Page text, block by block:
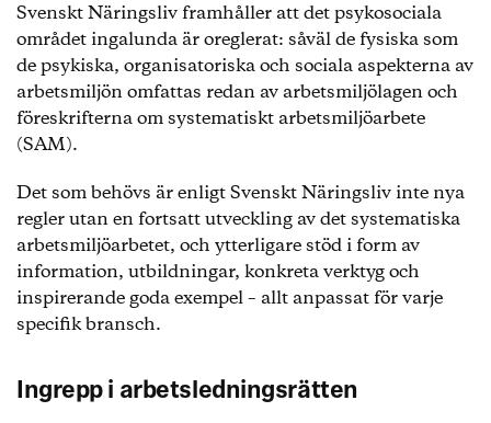
Svenskt Näringsliv framhåller att det psykosociala
området ingalunda är oreglerat: såväl de fysiska som
de psykiska, organisatoriska och sociala aspekterna av
arbetsmiljön omfattas redan av arbetsmiljölagen och
föreskrifterna om systematiskt arbetsmiljöarbete
(SAM).
Det som behövs är enligt Svenskt Näringsliv inte nya
regler utan en fortsatt utveckling av det systematiska
arbetsmiljöarbetet, och ytterligare stöd i form av
information, utbildningar, konkreta verktyg och
inspirerande goda exempel – allt anpassat för varje
specifik bransch.
Ingrepp i arbetsledningsrätten